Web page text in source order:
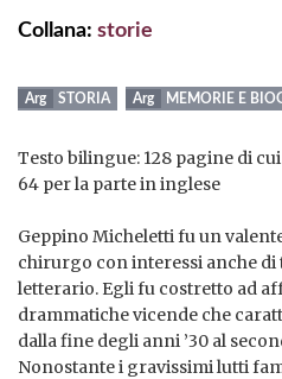
Collana: storie
STORIA MEMORIE E
Testo bilingue: 128 pagine di
64 per la parte in inglese
Geppino Micheletti fu un
chirurgo con interessi anche
letterario. Egli fu costretto ad
drammatiche vicende che
dalla fine degli anni ’30 al
Nonostante i gravissimi lutti